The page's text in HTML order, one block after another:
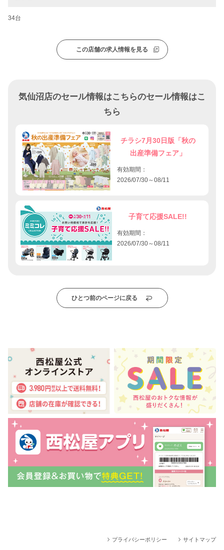
34台
この店舗の求人情報を見る
気仙沼店のセール情報はこちらのセール情報はこ
ちら
チラシ7月30日版「秋の
出産準備フェア」
有効期間：
2026/07/30～08/11
子育て応援SALE!!
有効期間：
2026/07/30～08/11
ひとつ前のページに戻る
プライバシーポリシー サイトマップ